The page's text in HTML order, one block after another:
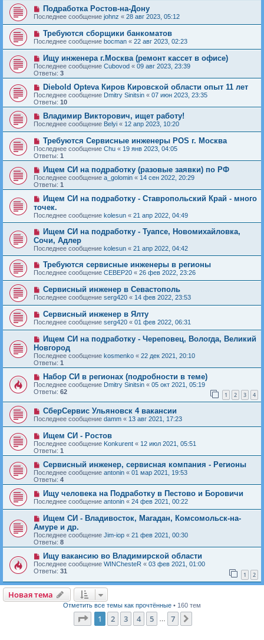
Подработка Ростов-на-Дону
Последнее сообщение johnz « 28 авг 2023, 05:12
Требуются сборщики банкоматов
Последнее сообщение bocman « 22 авг 2023, 02:23
Ищу инженера г.Москва (ремонт кассет в офисе)
Последнее сообщение Cubovod « 09 авг 2023, 23:39
Ответы: 3
Diebold Opteva Киров Кировской области опыт 11 лет
Последнее сообщение Dmitry Sinitsin « 07 июн 2023, 23:35
Ответы: 10
Владимир Викторович, ищет работу!
Последнее сообщение Belyi « 12 апр 2023, 10:20
Требуются Сервисные инженеры POS г. Москва
Последнее сообщение Chu « 19 янв 2023, 04:05
Ответы: 1
Ищем СИ на подработку (разовые заявки) по РФ
Последнее сообщение a_golomin « 14 сен 2022, 20:29
Ответы: 1
Ищем СИ на подработку - Ставропольский Край - много
точек.
Последнее сообщение kolesun « 21 апр 2022, 04:49
Ищем СИ на подработку - Туапсе, Новомихайловка,
Сочи, Адлер
Последнее сообщение kolesun « 21 апр 2022, 04:42
Требуются сервисные инженеры в регионы
Последнее сообщение CEBEP20 « 26 фев 2022, 23:26
Сервисный инженер в Севастополь
Последнее сообщение serg420 « 14 фев 2022, 23:53
Сервисный инженер в Ялту
Последнее сообщение serg420 « 01 фев 2022, 06:31
Ищем СИ на подработку - Череповец, Вологда, Великий
Новгород
Последнее сообщение kosmenko « 22 дек 2021, 20:10
Ответы: 1
Набор СИ в регионах (подробности в теме)
Последнее сообщение Dmitry Sinitsin « 05 окт 2021, 05:19
Ответы: 62 1 2 3 4
СберСервис Ульяновск 4 вакансии
Последнее сообщение damm « 13 авг 2021, 17:23
Ищем СИ - Ростов
Последнее сообщение Konkurent « 12 июл 2021, 05:51
Ответы: 1
Сервисный инженер, сервисная компания - Регионы
Последнее сообщение antonin « 01 мар 2021, 19:53
Ответы: 4
Ищу человека на Подработку в Пестово и Боровичи
Последнее сообщение antonin « 24 фев 2021, 00:22
Ищем СИ - Владивосток, Магадан, Комсомольск-на-
Амуре и др.
Последнее сообщение Jim-iop « 21 фев 2021, 00:30
Ответы: 8
Ищу вакансию во Владимирской области
Последнее сообщение WINChesteR « 03 фев 2021, 01:00
Ответы: 31 1 2
Новая тема
Новаятема
Отметить все темы как прочтённые • 160 тем
Страница из
1 2 3 4 5 7